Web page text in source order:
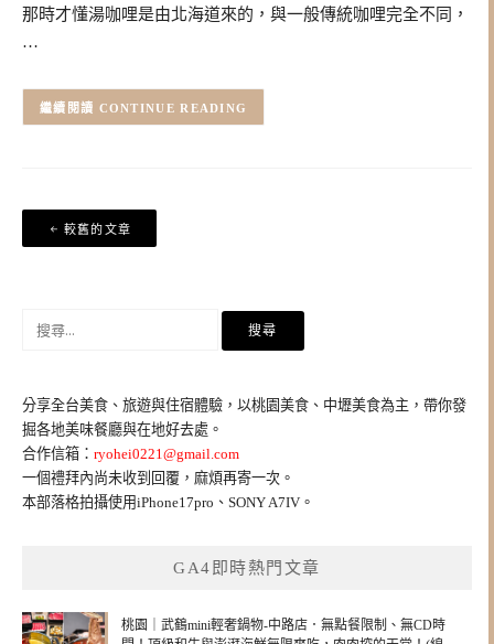
那時才懂湯咖哩是由北海道來的，與一般傳統咖哩完全不同，
…
CONTINUE READING
文
章
覽
較舊的文章
字:
分享全台美食、旅遊與住宿體驗，以桃園美食、中壢美食為主，帶你發
掘各地美味餐廳與在地好去處。
合作信箱： ryohei0221@gmail.com
一個禮拜內尚未收到回覆，麻煩再寄一次。
本部落格拍攝使用iPhone17pro、SONY A7IV。
GA4即時熱門文章
桃園｜武鶴mini輕奢鍋物-中路店．無點餐限制、無CD時